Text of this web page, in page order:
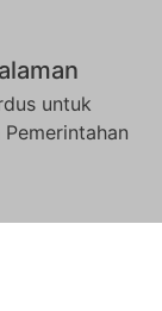
untuk